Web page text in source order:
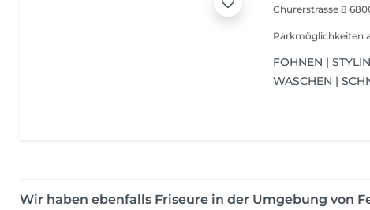
Churerstrasse 8
Parkmöglichkeiten
FÖHNEN |
WASCHEN |
Wir haben ebenfalls Friseure in der Umgebung von